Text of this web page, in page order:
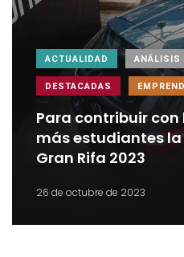
ACTUALIDAD ANÁLISIS
DESTACADAS
Para contribuir
más estudiantes la
Gran Rifa 2023
26 de octubre de 2023